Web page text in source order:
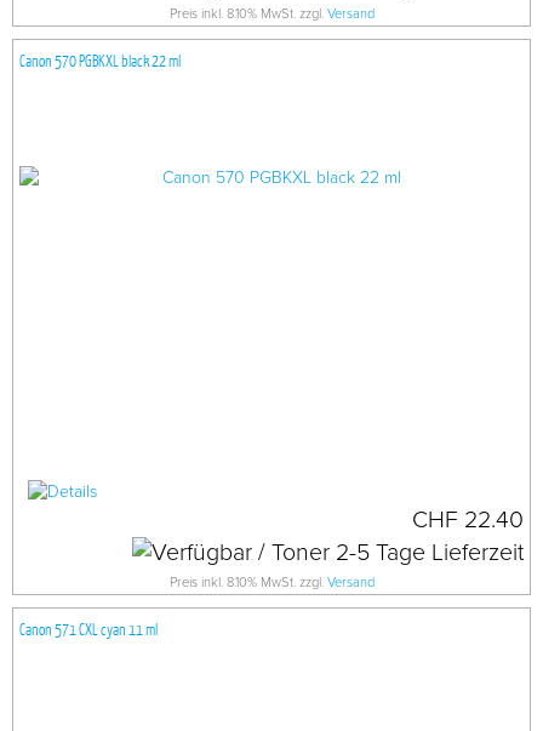
Preis inkl. 8.10% MwSt. zzgl. Versand
Canon 570 PGBKXL black 22 ml
CHF 22.40
Preis inkl. 8.10% MwSt. zzgl. Versand
Canon 571 CXL cyan 11 ml